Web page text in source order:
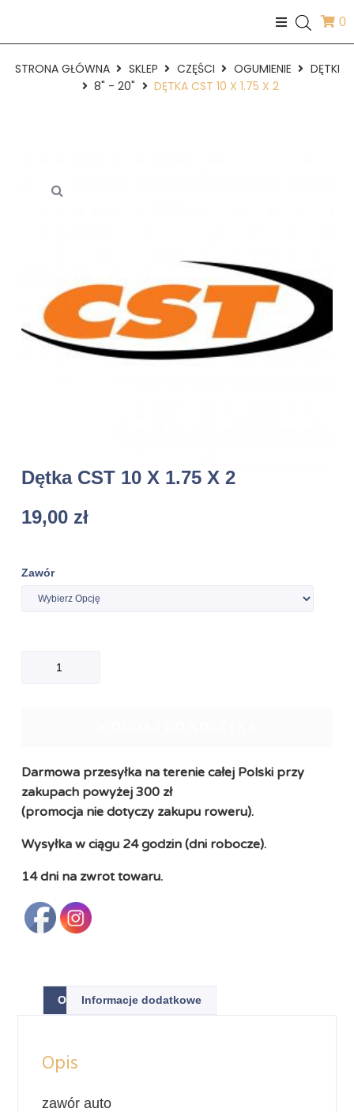
0
STRONA GŁÓWNA SKLEP CZĘŚCI OGUMIENIE
DĘTKI
8" - 20"
DĘTKA CST 10 X 1.75 X 2
Dętka CST 10 X 1.75 X 2
19,00 zł
Zawór
Darmowa przesyłka na terenie całej Polski przy
zakupach powyżej 300 zł
(promocja nie dotyczy zakupu roweru).
Wysyłka w ciągu 24 godzin (dni robocze).
14 dni na zwrot towaru.
OpisInformacje dodatkowe
Opis
zawór auto